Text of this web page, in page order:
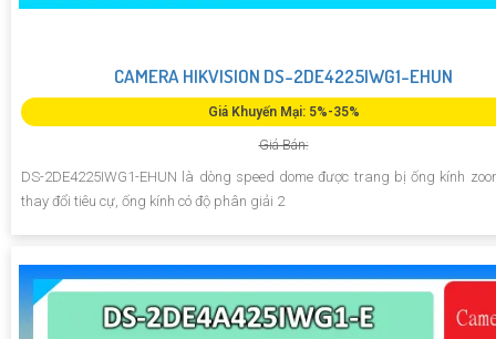
CAMERA HIKVISION DS-2DE4225IWG1-EHUN
Giá Khuyến Mại: 5%-35%
Giá Bán:
DS-2DE4225IWG1-EHUN là dòng speed dome được trang bị ống kính
thay đổi tiêu cự, ống kính có độ phân giải 2